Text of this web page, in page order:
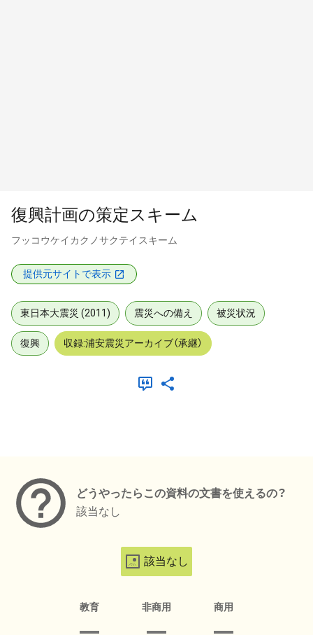
復興計画の策定スキーム
フッコウケイカクノサクテイスキーム
提供元サイトで表示
東日本大震災 (2011) 震災への備え 被災状況
復興 収録:浦安震災アーカイブ（承継）
どうやったらこの資料の文書を使えるの？
該当なし
該当なし
教育 非商用 商用